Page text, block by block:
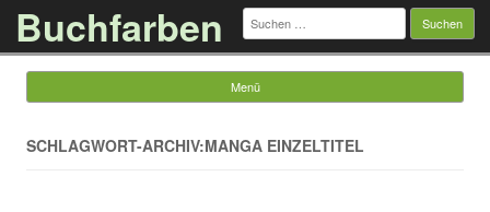
Buchfarben Suchen
nach:
Menü
SCHLAGWORT-ARCHIV:MANGA EINZELTITEL